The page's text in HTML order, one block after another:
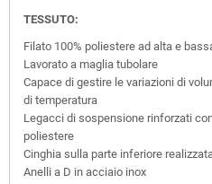
TESSUTO:
Filato 100% poliestere ad alta e
Lavorato a maglia tubolare
Capace di gestire le variazioni di
di temperatura
Legacci di sospensione rinforzati
poliestere
Cinghia sulla parte inferiore
Anelli a D in acciaio inox